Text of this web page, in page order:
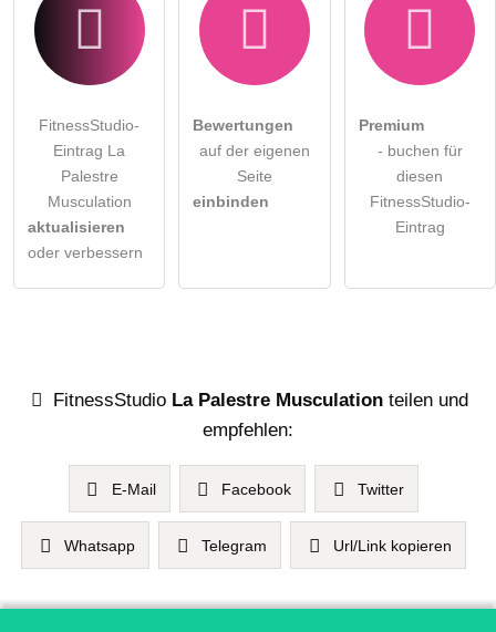
FitnessStudio-
Eintrag La
Palestre
Musculation
aktualisieren
oder verbessern
Bewertungen
auf der eigenen
Seite
einbinden
Premium
- buchen für
diesen
FitnessStudio-
Eintrag
FitnessStudio La Palestre Musculation teilen und
empfehlen:
E-Mail Facebook Twitter
Whatsapp Telegram Url/Link kopieren